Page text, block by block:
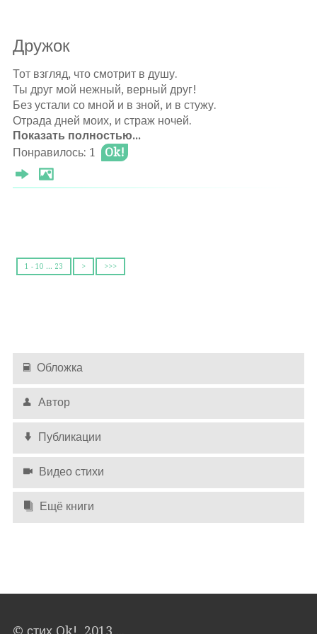
Оставлять комментарии могут только
авторизированныепользователи
Дружок
Тот взгляд, что смотрит в душу.
Ты друг мой нежный, верный друг!
Без устали со мной и в зной, и в стужу.
Отрада дней моих, и страж ночей.
Я знаю не предашь,
И верностью своей всегда поддержишь.
Под звонкий лай
Опора. Преданность.
И дружба на века!
Оставлять комментарии могут только
авторизированныепользователи
Показать полностью...
Понравилось: 1
Ok!
1 - 10 ... 23 > >>>
Обложка
Автор
Публикации
Видео стихи
Ещё книги
© стих Ok! 2013 ...